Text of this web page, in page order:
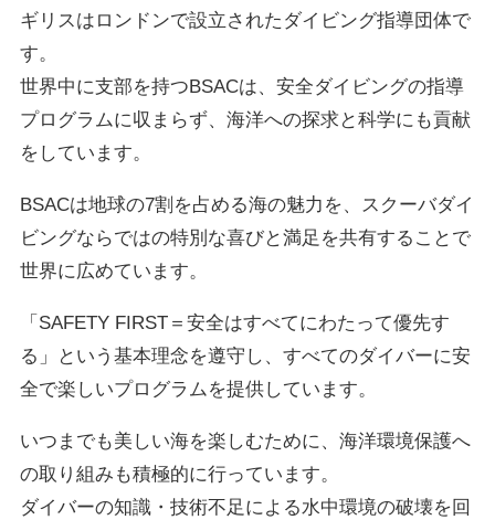
ギリスはロンドンで設立されたダイビング指導団体で
す。
世界中に支部を持つBSACは、安全ダイビングの指導
プログラムに収まらず、海洋への探求と科学にも貢献
をしています。
BSACは地球の7割を占める海の魅力を、スクーバダイ
ビングならではの特別な喜びと満足を共有することで
世界に広めています。
「SAFETY FIRST＝安全はすべてにわたって優先す
る」という基本理念を遵守し、すべてのダイバーに安
全で楽しいプログラムを提供しています。
いつまでも美しい海を楽しむために、海洋環境保護へ
の取り組みも積極的に行っています。
ダイバーの知識・技術不足による水中環境の破壊を回